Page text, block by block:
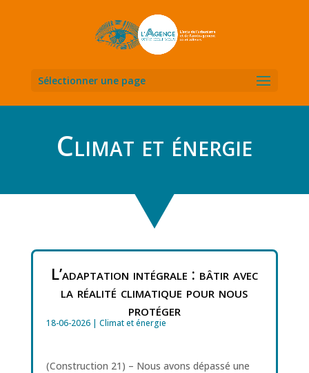
Sélectionner une page
Climat et énergie
L’adaptation intégrale : bâtir avec
la réalité climatique pour nous
protéger
18-06-2026| Climat et énergie
(Construction 21) – Nous avons dépassé une